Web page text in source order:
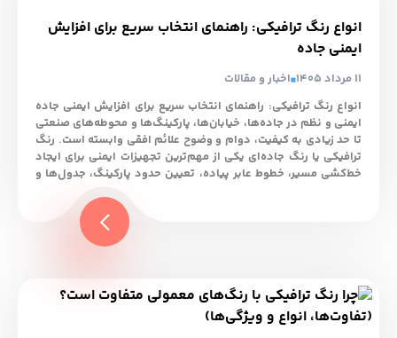
انواع رنگ ترافیکی: راهنمای انتخاب سریع برای افزایش
ایمنی جاده
11 مرداد 1405
اخبار و مقالات
انواع رنگ ترافیکی: راهنمای انتخاب سریع برای افزایش ایمنی جاده
ایمنی و نظم در جاده‌ها، خیابان‌ها، پارکینگ‌ها و محوطه‌های صنعتی
تا حد زیادی به کیفیت، دوام و وضوح علائم افقی وابسته است. رنگ
ترافیکی یا رنگ جاده‌ای یکی از مهم‌ترین تجهیزات ایمنی برای ایجاد
خط‌کشی مسیر، خطوط عابر پیاده، تعیین حدود پارکینگ، جدول‌ها و
در شب و کاهش حوادث جاده‌ای، باعث افزایش عمر مفید خط‌کشی و
کاهش چشمگیر هزینه‌های تعمیر و نگهداری می‌شود. در این مقاله